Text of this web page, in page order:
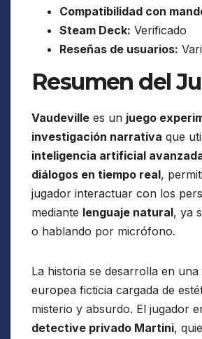
Compatibilidad con
Steam Deck: Verificado
Reseñas de usuarios:
Resumen del
Vaudeville es un juego
investigación narrativa que
inteligencia artificial
diálogos en tiempo real,
jugador interactuar con los
mediante lenguaje natural, ya
o hablando por micrófono.
La historia se desarrolla en una
europea ficticia cargada de
misterio y absurdo. El jugador
detective privado Martini,